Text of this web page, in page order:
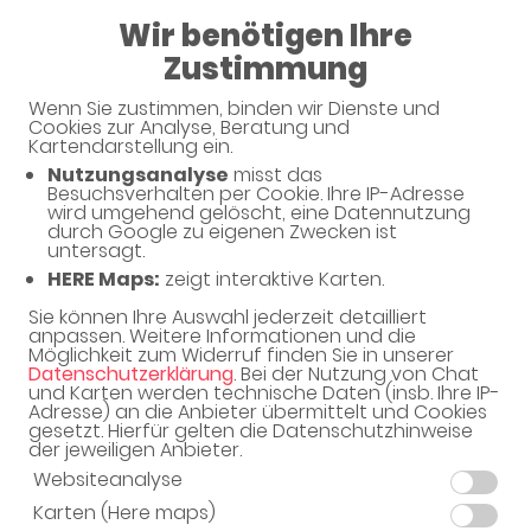
Wir benötigen Ihre
Zustimmung
Wenn Sie zustimmen, binden wir Dienste und
Cookies zur Analyse, Beratung und
Kartendarstellung ein.
Nutzungsanalyse misst das
Besuchsverhalten per Cookie. Ihre IP-Adresse
wird umgehend gelöscht, eine Datennutzung
durch Google zu eigenen Zwecken ist
untersagt.
HERE Maps: zeigt interaktive Karten.
Sie können Ihre Auswahl jederzeit detailliert
anpassen. Weitere Informationen und die
Möglichkeit zum Widerruf finden Sie in unserer
Datenschutzerklärung. Bei der Nutzung von Chat
und Karten werden technische Daten (insb. Ihre IP-
Adresse) an die Anbieter übermittelt und Cookies
gesetzt. Hierfür gelten die Datenschutzhinweise
der jeweiligen Anbieter.
Websiteanalyse
Karten (Here maps)
07:30 - 18:30
Unsere Serviceleistungen
Unsere Apotheke bietet eine Vielzahl von
Serviceleistungen rund um Ihre Gesundheit.
Schwerpunkte